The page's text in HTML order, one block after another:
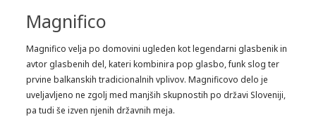
Magnifico
Magnifico velja po domovini ugleden kot legendarni glasbenik in
avtor glasbenih del, kateri kombinira pop glasbo, funk slog ter
prvine balkanskih tradicionalnih vplivov. Magnificovo delo je
uveljavljeno ne zgolj med manjših skupnostih po državi Sloveniji,
pa tudi še izven njenih državnih meja.